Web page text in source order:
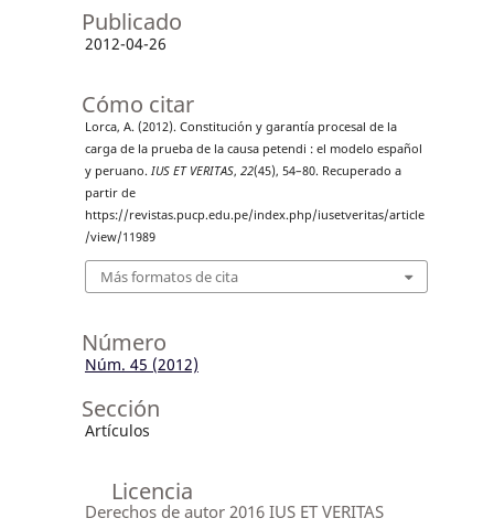
Publicado
2012-04-26
Cómo citar
Lorca, A. (2012). Constitución y garantía procesal de la
carga de la prueba de la causa petendi : el modelo español
y peruano. IUS ET VERITAS, 22(45), 54–80. Recuperado a
partir de
https://revistas.pucp.edu.pe/index.php/iusetveritas/article
/view/11989
Más formatos de cita
Número
Núm. 45 (2012)
Sección
Artículos
Licencia
Derechos de autor 2016 IUS ET VERITAS